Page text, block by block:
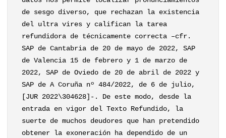
de sesgo diverso, que rechazan la existencia
del ultra vires y califican la tarea
refundidora de técnicamente correcta –cfr.
SAP de Cantabria de 20 de mayo de 2022, SAP
de Valencia 15 de febrero y 1 de marzo de
2022, SAP de Oviedo de 20 de abril de 2022 y
SAP de A Coruña nº 484/2022, de 6 de julio,
[JUR 2022\304628]-. De este modo, desde la
entrada en vigor del Texto Refundido, la
suerte de muchos deudores que han pretendido
obtener la exoneración ha dependido de un